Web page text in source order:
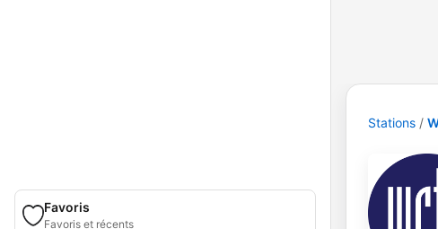
Favoris
Favoris et récents
Stations